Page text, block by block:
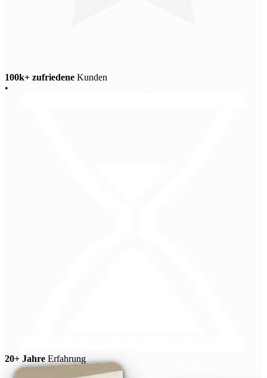
100k+ zufriedene Kunden
•
20+ Jahre Erfahrung